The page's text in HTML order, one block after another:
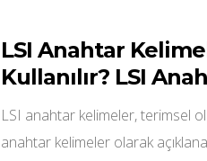
LSI Anahtar
Kullanılır? LSI
LSI anahtar kelimeler, terimsel
anahtar kelimeler olarak